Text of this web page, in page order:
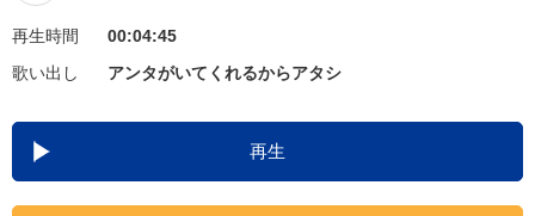
お知らせ よくあるご質問
DAMの新曲・ランキングなど
カラオケ最新情報をチェック！
再生時間
00:04:45
歌い出し
アンタがいてくれるからアタシ
再生